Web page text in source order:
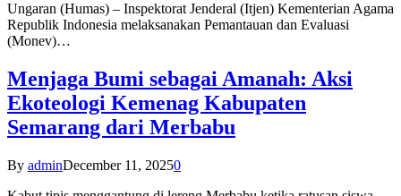
Ungaran (Humas) – Inspektorat Jenderal (Itjen) Kementerian Agama
Republik Indonesia melaksanakan Pemantauan dan Evaluasi
(Monev)…
Menjaga Bumi sebagai Amanah: Aksi
Ekoteologi Kemenag Kabupaten
Semarang dari Merbabu
By adminDecember 11, 20250